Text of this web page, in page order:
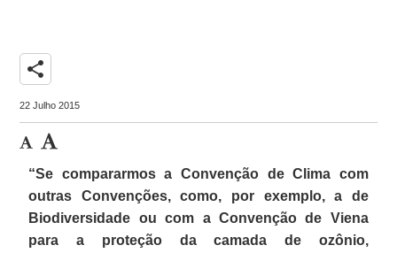
share
22 Julho 2015
“Se compararmos a Convenção de Clima com
outras Convenções, como, por exemplo, a de
Biodiversidade ou com a Convenção de Viena
para a proteção da camada de ozônio,